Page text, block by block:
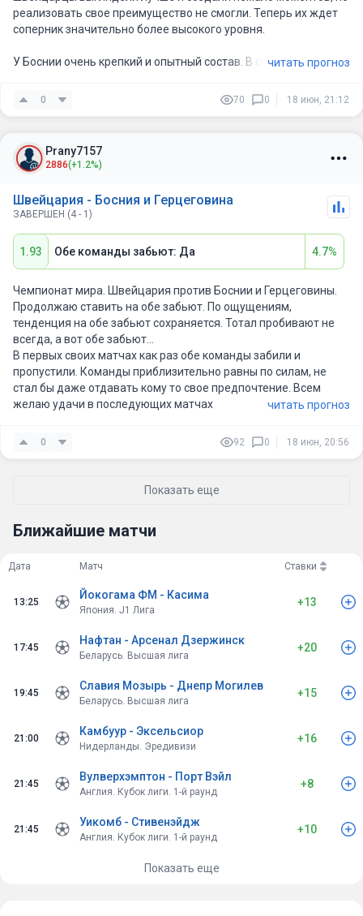
реализовать свое преимущество не смогли. Теперь их ждет
соперник значительно более высокого уровня.
У Боснии очень крепкий и опытный состав. В обороне играет
«Арсенал», а впереди по-прежнему опасен легендарный
Эдин Джеко. Практически на каждой позиции у боснийцев
или близких по уровню лиг. По подбору исполнителей эта
команда точно не выглядит слабее Швейцарии, поэтому
легкого матча для фаворита здесь точно не будет.
В первом туре Босния сумела отобрать очки у очень крепкой
Канады, сыграв 1:1, причем канадцы выступают на домашнем
чемпионате мира. Это еще раз подтверждает, что боснийцы
умеют грамотно играть против сильных соперников и
способны навязать борьбу любому. Ожидаю очень плотный и
осторожный матч, в котором обе команды будут больше
думать о результате. На мой взгляд, самым справедливым
исходом здесь станет ничья.
читать прогноз
0 70 0 18 июн, 21:12
Prany7157
2886(+1.2%)
Швейцария - Босния и Герцеговина
ЗАВЕРШЕН (4 - 1)
1.93 Обе команды забьют: Да 4.7%
Чемпионат мира. Швейцария против Боснии и Герцеговины.
Продолжаю ставить на обе забьют. По ощущениям,
тенденция на обе забьют сохраняется. Тотал пробивают не
всегда, а вот обе забьют…
В первых своих матчах как раз обе команды забили и
пропустили. Команды приблизительно равны по силам, не
стал бы даже отдавать кому то свое предпочтение. Всем
желаю удачи в последующих матчах
читать прогноз
0 92 0 18 июн, 20:56
Показать еще
Ближайшие матчи
Дата Матч Ставки
13:25
Йокогама ФМ - Касима
Япония. J1 Лига
+13
17:45
Нафтан - Арсенал Дзержинск
Беларусь. Высшая лига
+20
19:45
Славия Мозырь - Днепр Могилев
Беларусь. Высшая лига
+15
21:00
Камбуур - Эксельсиор
Нидерланды. Эредивизи
+16
21:45
Вулверхэмптон - Порт Вэйл
Англия. Кубок лиги. 1-й раунд
+8
21:45
Уикомб - Стивенэйдж
Англия. Кубок лиги. 1-й раунд
+10
Показать еще